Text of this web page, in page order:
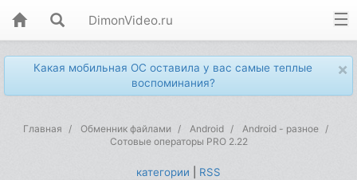
DimonVideo.ru
×
Какая мобильная ОС оставила у вас самые теплые
воспоминания?
Главная Обменник файлами Android
Android - разное
Сотовые операторы PRO 2.22
категории RSS